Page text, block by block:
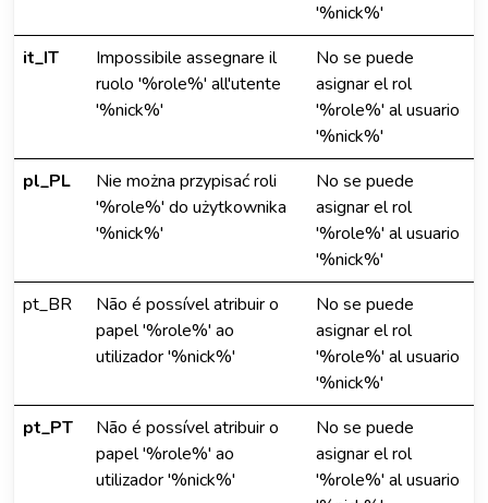
'%nick%'
it_IT
Impossibile assegnare il
ruolo '%role%' all'utente
'%nick%'
No se puede
asignar el rol
'%role%' al usuario
'%nick%'
pl_PL
Nie można przypisać roli
'%role%' do użytkownika
'%nick%'
No se puede
asignar el rol
'%role%' al usuario
'%nick%'
pt_BR
Não é possível atribuir o
papel '%role%' ao
utilizador '%nick%'
No se puede
asignar el rol
'%role%' al usuario
'%nick%'
pt_PT
Não é possível atribuir o
papel '%role%' ao
utilizador '%nick%'
No se puede
asignar el rol
'%role%' al usuario